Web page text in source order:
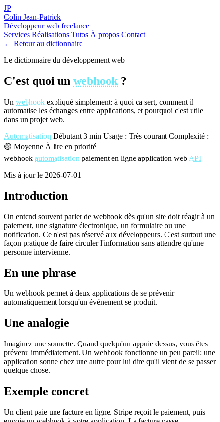
JP
Colin Jean-Patrick
Développeur web freelance
Services Réalisations Tutos À propos Contact
← Retour au dictionnaire
Le dictionnaire du développement web
C'est quoi un webhook ?
Un webhook expliqué simplement: à quoi ça sert, comment il
automatise les échanges entre applications, et pourquoi c'est utile
dans un projet web.
Automatisation Débutant 3 min Usage : Très courant Complexité :
🟡 Moyenne À lire en priorité
webhook automatisation paiement en ligne application web API
Mis à jour le 2026-07-01
Introduction
On entend souvent parler de webhook dès qu'un site doit réagir à un
paiement, une signature électronique, un formulaire ou une
notification. Ce n'est pas réservé aux développeurs. C'est surtout une
façon pratique de faire circuler l'information sans attendre qu'une
personne intervienne.
En une phrase
Un webhook permet à deux applications de se prévenir
automatiquement lorsqu'un événement se produit.
Une analogie
Imaginez une sonnette. Quand quelqu'un appuie dessus, vous êtes
prévenu immédiatement. Un webhook fonctionne un peu pareil: une
application sonne chez une autre pour lui dire qu'il vient de se passer
quelque chose.
Exemple concret
Un client paie une facture en ligne. Stripe reçoit le paiement, puis